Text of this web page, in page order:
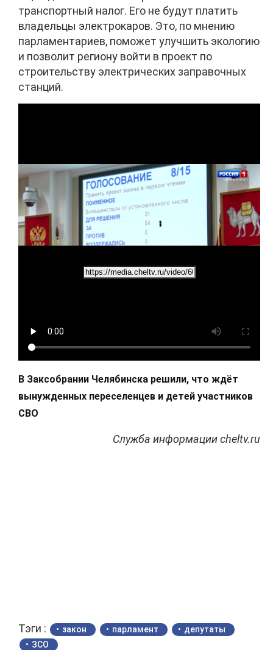
транспортный налог. Его не будут платить
владельцы электрокаров. Это, по мнению
парламентариев, поможет улучшить экологию
и позволит региону войти в проект по
строительству электрических заправочных
станций.
В Заксобрании Челябинска решили, что ждёт
вынужденных переселенцев и детей участников
СВО
Служба информации cheltv.ru
Тэги : закон парламент
депутаты
ЗСО